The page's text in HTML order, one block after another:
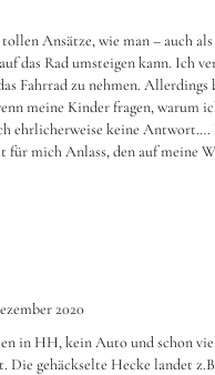
Ansätze, wie man – auch
das Rad umsteigen kann. Ich
Fahrrad zu nehmen. Allerdings
meine Kinder fragen, warum
ehrlicherweise keine Antwort….
für mich Anlass, den auf meine
2020
in HH, kein Auto und schon
Die gehäckselte Hecke landet